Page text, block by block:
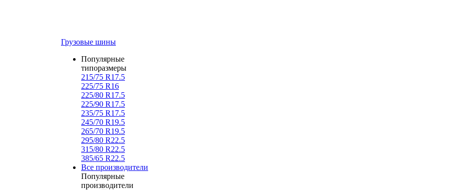
Грузовые шины
Популярные
типоразмеры
215/75 R17.5
225/75 R16
225/80 R17.5
225/90 R17.5
235/75 R17.5
245/70 R19.5
265/70 R19.5
295/80 R22.5
315/80 R22.5
385/65 R22.5
Все производители
Популярные
производители